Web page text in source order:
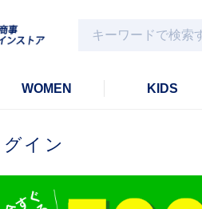
WOMEN KIDS
グイン